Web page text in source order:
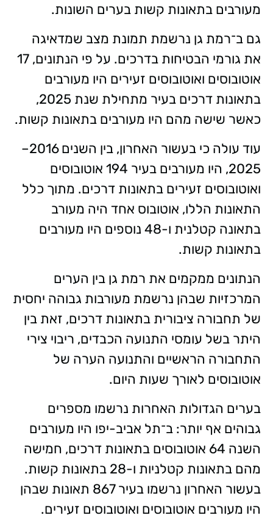
מעורבים בתאונות קשות בערים השונות.
גם ב־רמת גן נרשמת תמונת מצב שמדאיגה
את גורמי הבטיחות בדרכים. על פי הנתונים, 17
אוטובוסים ואוטובוסים זעירים היו מעורבים
בתאונות דרכים בעיר מתחילת שנת 2025,
כאשר שישה מהם היו מעורבים בתאונות קשות.
עוד עולה כי בעשור האחרון, בין השנים 2016–
2025, היו מעורבים בעיר 194 אוטובוסים
ואוטובוסים זעירים בתאונות דרכים. מתוך כלל
התאונות הללו, אוטובוס אחד היה מעורב
בתאונה קטלנית ו-48 נוספים היו מעורבים
בתאונות קשות.
הנתונים ממקמים את רמת גן בין הערים
המרכזיות שבהן נרשמת מעורבות גבוהה יחסית
של תחבורה ציבורית בתאונות דרכים, זאת בין
היתר בשל עומסי התנועה הכבדים, ריבוי צירי
התחבורה הראשיים והתנועה הערה של
אוטובוסים לאורך שעות היום.
בערים הגדולות האחרות נרשמו מספרים
גבוהים אף יותר: ב־תל אביב-יפו היו מעורבים
השנה 64 אוטובוסים בתאונות דרכים, חמישה
מהם בתאונות קטלניות ו-28 בתאונות קשות.
בעשור האחרון נרשמו בעיר 867 תאונות שבהן
היו מעורבים אוטובוסים ואוטובוסים זעירים.